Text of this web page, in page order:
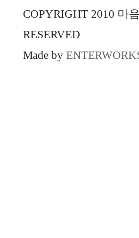
COPYRIGHT 2010 마
RESERVED
Made by